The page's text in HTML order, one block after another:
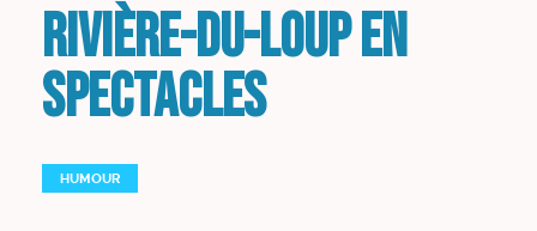
Rivière-du-Loup en
spectacles
HUMOUR